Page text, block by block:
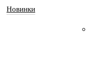
Новинки